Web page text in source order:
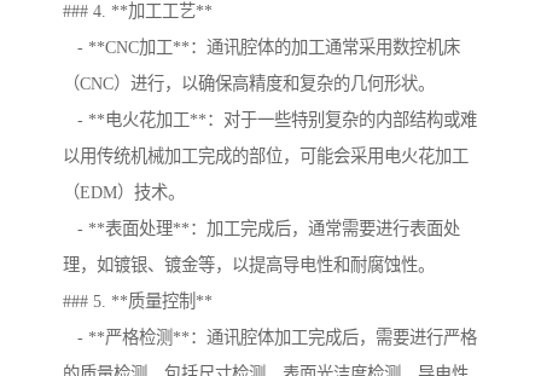
### 4. **加工工艺**
- **CNC加工**：通讯腔体的加工通常采用数控机床
（CNC）进行，以确保高精度和复杂的几何形状。
- **电火花加工**：对于一些特别复杂的内部结构或难
以用传统机械加工完成的部位，可能会采用电火花加工
（EDM）技术。
- **表面处理**：加工完成后，通常需要进行表面处
理，如镀银、镀金等，以提高导电性和耐腐蚀性。
### 5. **质量控制**
- **严格检测**：通讯腔体加工完成后，需要进行严格